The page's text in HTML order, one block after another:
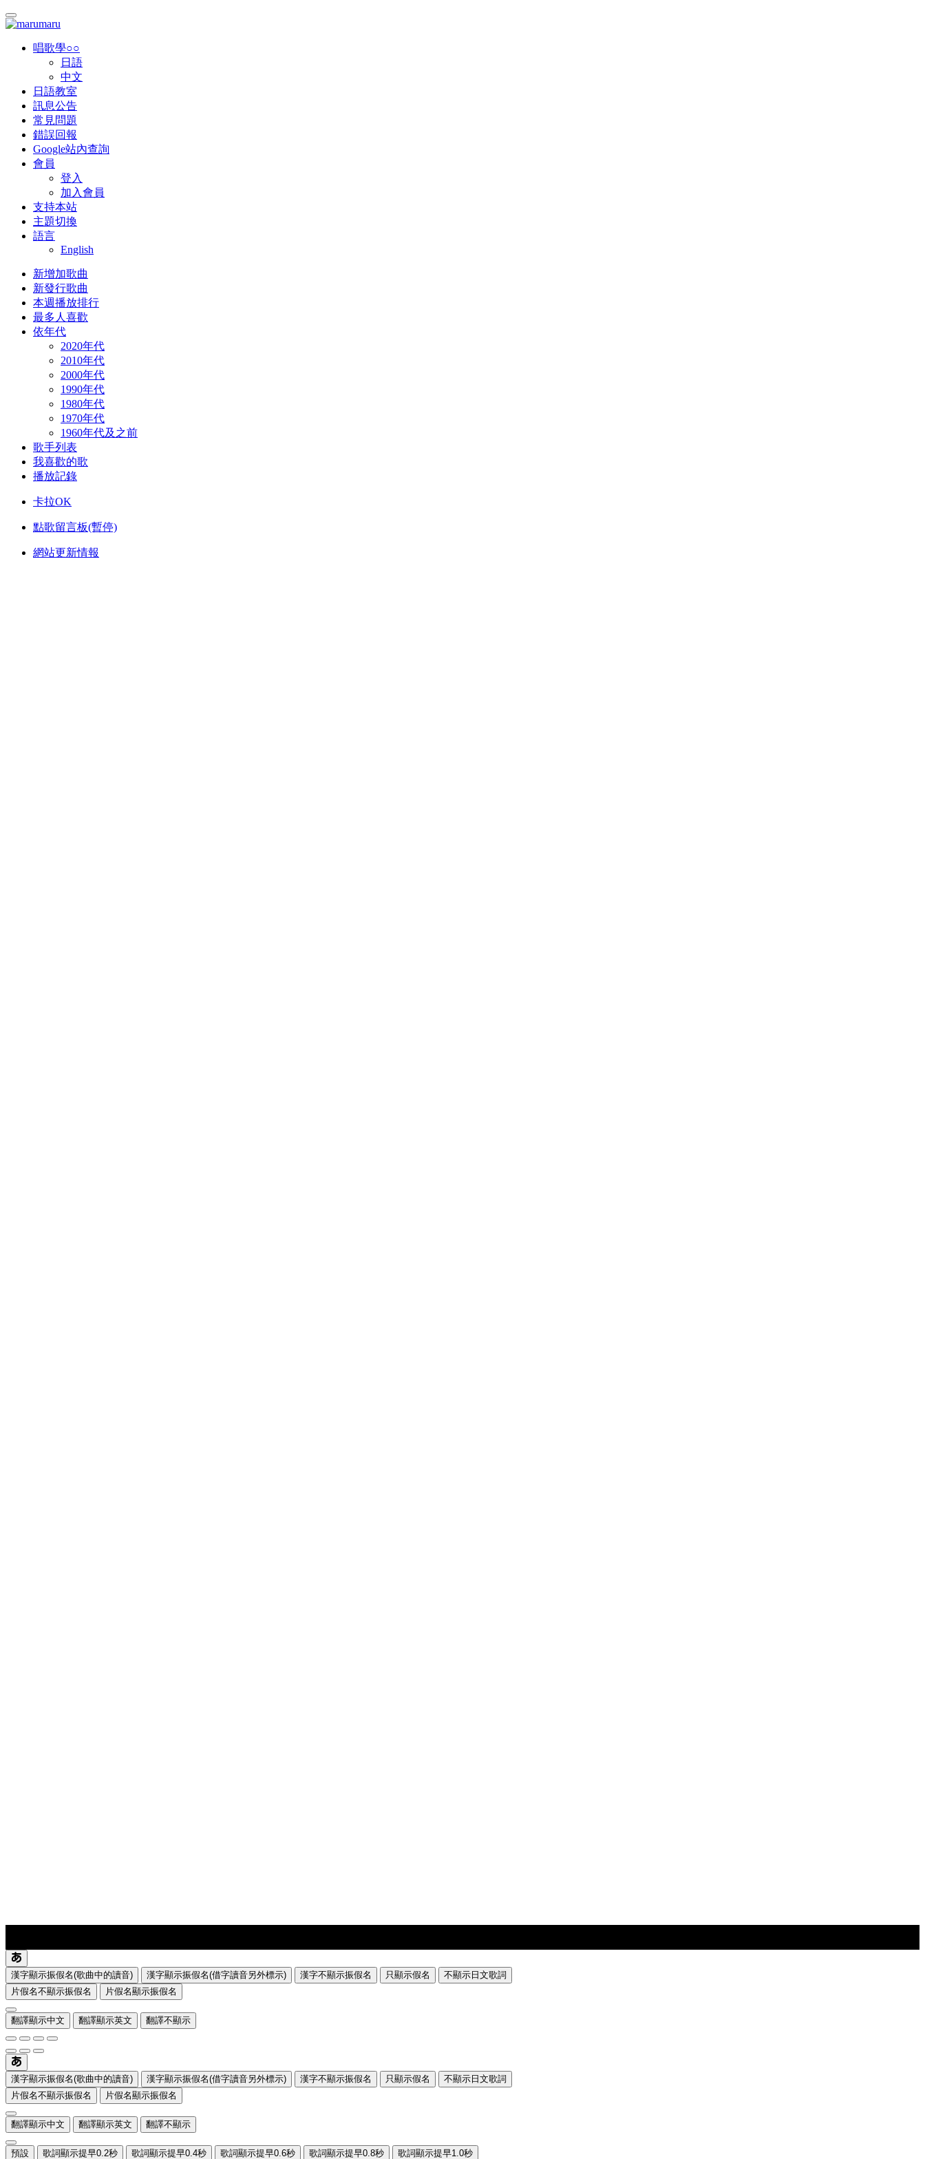
唱歌學○○
日語
中文
日語教室
訊息公告
常見問題
錯誤回報
Google站內查詢
會員
登入
加入會員
支持本站
主題切換
語言
English
新增加歌曲
新發行歌曲
本週播放排行
最多人喜歡
依年代
2020年代
2010年代
2000年代
1990年代
1980年代
1970年代
1960年代及之前
歌手列表
我喜歡的歌
播放記錄
卡拉OK
點歌留言板(暫停)
網站更新情報
漢字顯示振假名(歌曲中的讀音) 漢字顯示振假名(借字讀音另外標示) 漢字不顯示振假名 只顯示假名
不顯示日文歌詞
片假名不顯示振假名
片假名顯示振假名
翻譯顯示中文 翻譯顯示英文 翻譯不顯示
漢字顯示振假名(歌曲中的讀音) 漢字顯示振假名(借字讀音另外標示) 漢字不顯示振假名 只顯示假名
不顯示日文歌詞
片假名不顯示振假名
片假名顯示振假名
翻譯顯示中文 翻譯顯示英文 翻譯不顯示
預設 歌詞顯示提早0.2秒 歌詞顯示提早0.4秒 歌詞顯示提早0.6秒 歌詞顯示提早0.8秒 歌詞顯示提早1.0秒